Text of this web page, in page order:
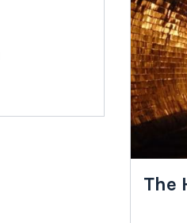
The